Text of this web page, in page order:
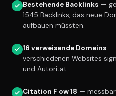
Bestehende Backlinks —
1545 Backlinks, das neue
aufbauen müssten.
16 verweisende Domains —
verschiedenen Websites
und Autorität.
Citation Flow 18 —